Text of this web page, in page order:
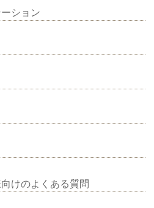
ション
けのよくある質問